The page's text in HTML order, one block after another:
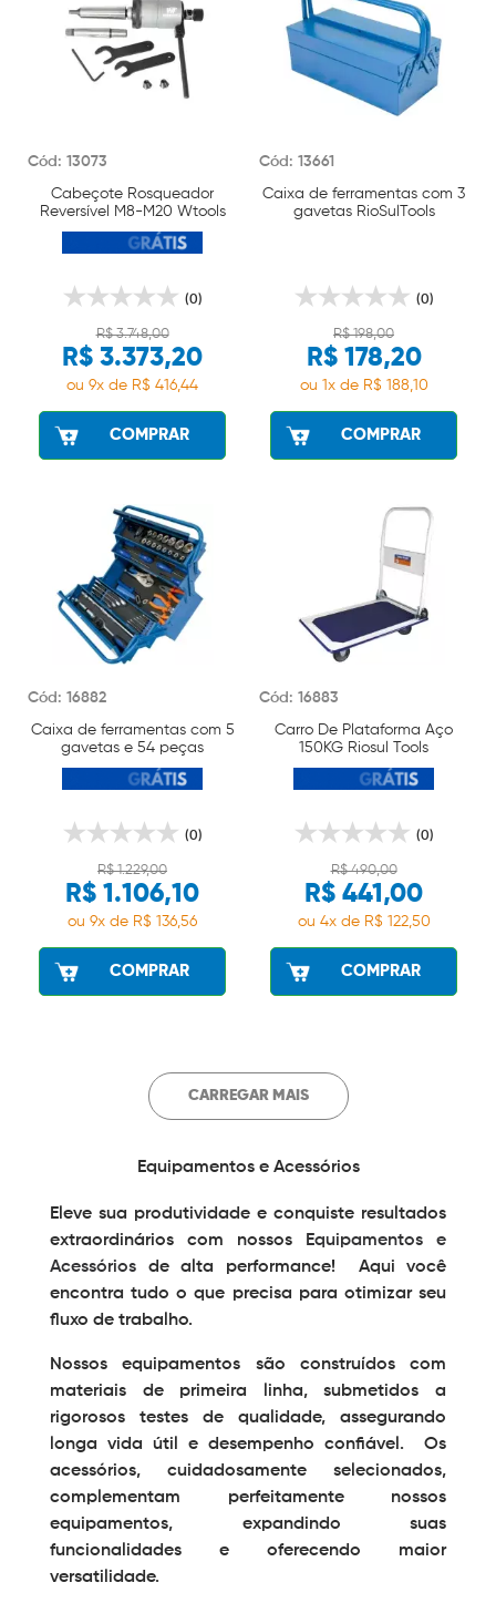
Cód: 13073
Cabeçote Rosqueador
Reversível M8-M20 Wtools
(0)
R$ 3.748,00
R$ 3.373,20
ou 9x de R$ 416,44
COMPRAR
Cód: 13661
Caixa de ferramentas com 3
gavetas RioSulTools
(0)
R$ 198,00
R$ 178,20
ou 1x de R$ 188,10
COMPRAR
Cód: 16882
Caixa de ferramentas com 5
gavetas e 54 peças
RioSulTools
(0)
R$ 1.229,00
R$ 1.106,10
ou 9x de R$ 136,56
COMPRAR
Cód: 16883
Carro De Plataforma Aço
150KG Riosul Tools
(0)
R$ 490,00
R$ 441,00
ou 4x de R$ 122,50
COMPRAR
CARREGAR MAIS
Equipamentos e Acessórios
Eleve sua produtividade e conquiste resultados
extraordinários com nossos
Equipamentos e
Acessórios de alta performance! Aqui você
encontra tudo o que precisa para otimizar seu
fluxo de trabalho.
Nossos equipamentos são construídos com
materiais de primeira linha, submetidos a
rigorosos testes de qualidade, assegurando
longa vida útil e desempenho confiável. Os
acessórios, cuidadosamente selecionados,
complementam perfeitamente nossos
equipamentos, expandindo suas
funcionalidades e oferecendo maior
versatilidade.